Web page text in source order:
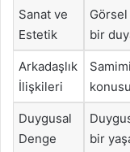
Sanat ve
Estetik
bir
Arkadaşlık
İlişkileri
Duygusal
Denge
bir